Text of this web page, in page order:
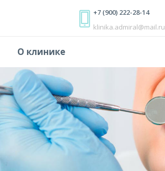
+7 (900) 222-28-14
klinika.admiral@mail.ru
О клинике